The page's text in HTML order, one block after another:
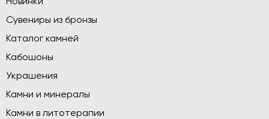
Сувениры из бронзы
Каталог камней
Кабошоны
Украшения
Камни и минералы
Камни в литотерапии